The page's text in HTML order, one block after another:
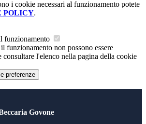
i cookie necessari al funzionamento potete
POLICY.
funzionamento
funzionamento non possono essere
l'elenco nella pagina della cookie
preferenze
Govone